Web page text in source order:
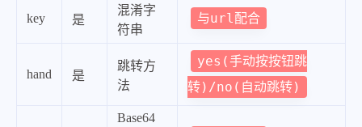
key 是
混淆字
符串
与url配合
hand 是
跳转方
法
yes(手动按按钮跳
转)/no(自动跳转)
Base64